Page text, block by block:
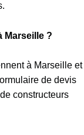
Marseille ?
à Marseille et
de devis
constructeurs